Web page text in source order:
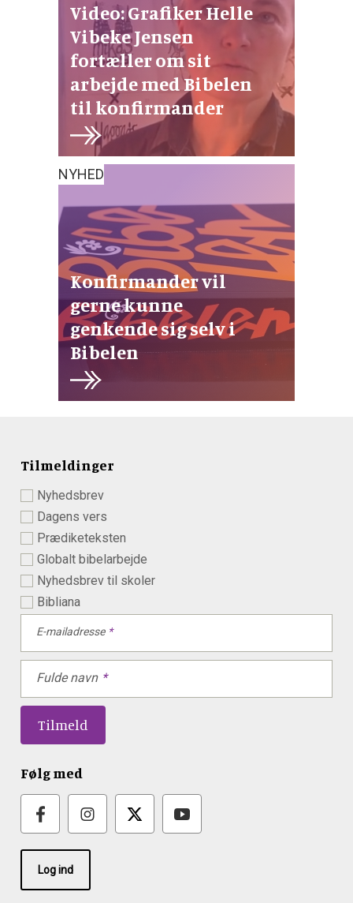
Video: Grafiker Helle
Vibeke Jensen
fortæller om sit
arbejde med Bibelen
til konfirmander
NYHED
Konfirmander vil
gerne kunne
genkende sig selv i
Bibelen
Tilmeldinger
Nyhedsbrev
Dagens vers
Prædiketeksten
Globalt bibelarbejde
Nyhedsbrev til skoler
Bibliana
E-mailadresse
Fulde navn
Følg med
Log ind